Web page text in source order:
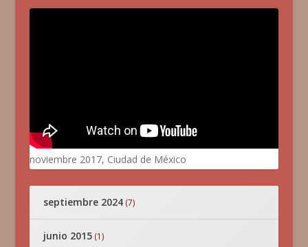
noviembre 2017, Ciudad de México
septiembre 2024(7)
junio 2015(1)